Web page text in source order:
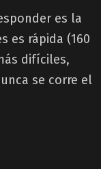
es la
es rápida (160
difíciles,
se corre el